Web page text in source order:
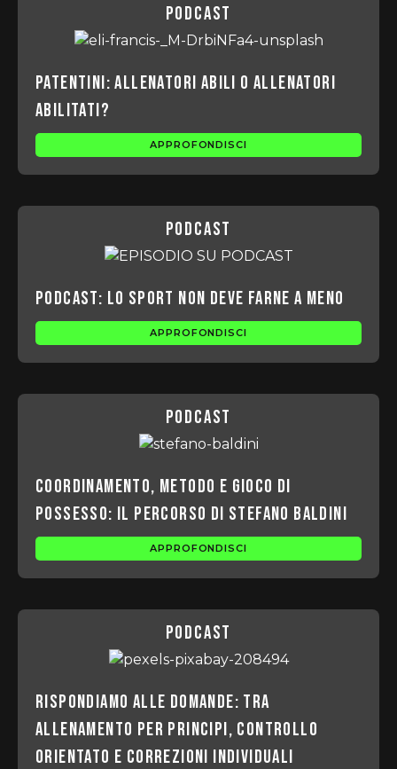
podcast
Patentini: allenatori abili o allenatori
abilitati?
APPROFONDISCI
podcast
Podcast: lo sport non deve farne a meno
APPROFONDISCI
podcast
Coordinamento, metodo e gioco di
possesso: il percorso di Stefano Baldini
APPROFONDISCI
podcast
Rispondiamo alle domande: Tra
allenamento per principi, controllo
orientato e correzioni individuali